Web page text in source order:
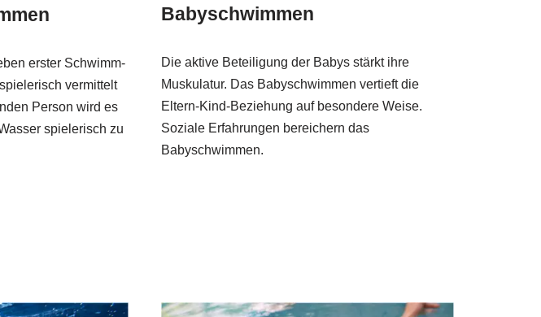
erster Schwimm-
vermittelt
Person wird es
spielerisch zu
Babyschwimmen
Die aktive Beteiligung der Babys stärkt ihre
Muskulatur. Das Babyschwimmen vertieft die
Eltern-Kind-Beziehung auf besondere Weise.
Soziale Erfahrungen bereichern das
Babyschwimmen.